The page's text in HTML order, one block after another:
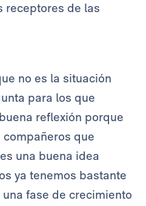
receptores de las
no es la situación
para los que
reflexión porque
que
una buena idea
ya tenemos bastante
fase de crecimiento